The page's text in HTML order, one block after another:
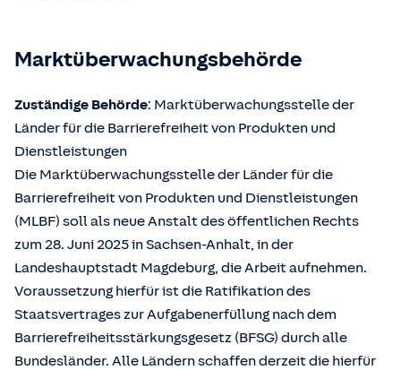
Marktüberwachungsbehörde
Zuständige Behörde: Marktüberwachungsstelle der
Länder für die Barrierefreiheit von Produkten und
Dienstleistungen
Die Marktüberwachungsstelle der Länder für die
Barrierefreiheit von Produkten und Dienstleistungen
(MLBF) soll als neue Anstalt des öffentlichen Rechts
zum 28. Juni 2025 in Sachsen-Anhalt, in der
Landeshauptstadt Magdeburg, die Arbeit aufnehmen.
Voraussetzung hierfür ist die Ratifikation des
Staatsvertrages zur Aufgabenerfüllung nach dem
Barrierefreiheitsstärkungsgesetz (BFSG) durch alle
Bundesländer. Alle Ländern schaffen derzeit die hierfür